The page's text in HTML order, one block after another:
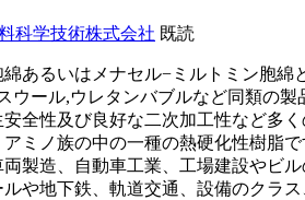
科学技術株式会社 既読
あるいはメナセル−ミルトミン胞
ウール,ウレタンバブルなど同類の
全性及び良好な二次加工性など多
ミノ族の中の一種の熱硬化性樹脂
製造、自動車工業、工場建設やビ
や地下鉄、軌道交通、設備のクラ